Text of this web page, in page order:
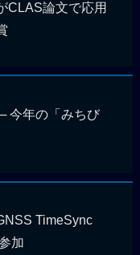
CLAS論文で応用
今年の「みちび
TimeSync
加